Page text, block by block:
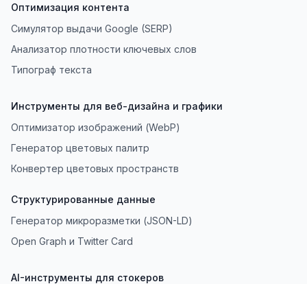
Оптимизация контента
Симулятор выдачи Google (SERP)
Анализатор плотности ключевых слов
Типограф текста
Инструменты для веб-дизайна и графики
Оптимизатор изображений (WebP)
Генератор цветовых палитр
Конвертер цветовых пространств
Структурированные данные
Генератор микроразметки (JSON-LD)
Open Graph и Twitter Card
AI-инструменты для стокеров